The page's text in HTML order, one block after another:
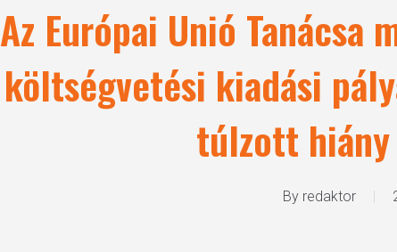
Az Európai Unió Tanácsa
költségvetési kiadási
túlzott
By redaktor